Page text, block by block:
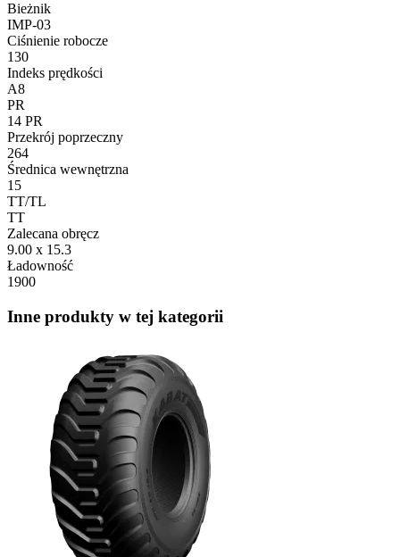
Bieżnik
IMP-03
Ciśnienie robocze
130
Indeks prędkości
A8
PR
14 PR
Przekrój poprzeczny
264
Średnica wewnętrzna
15
TT/TL
TT
Zalecana obręcz
9.00 x 15.3
Ładowność
1900
Inne produkty w tej kategorii